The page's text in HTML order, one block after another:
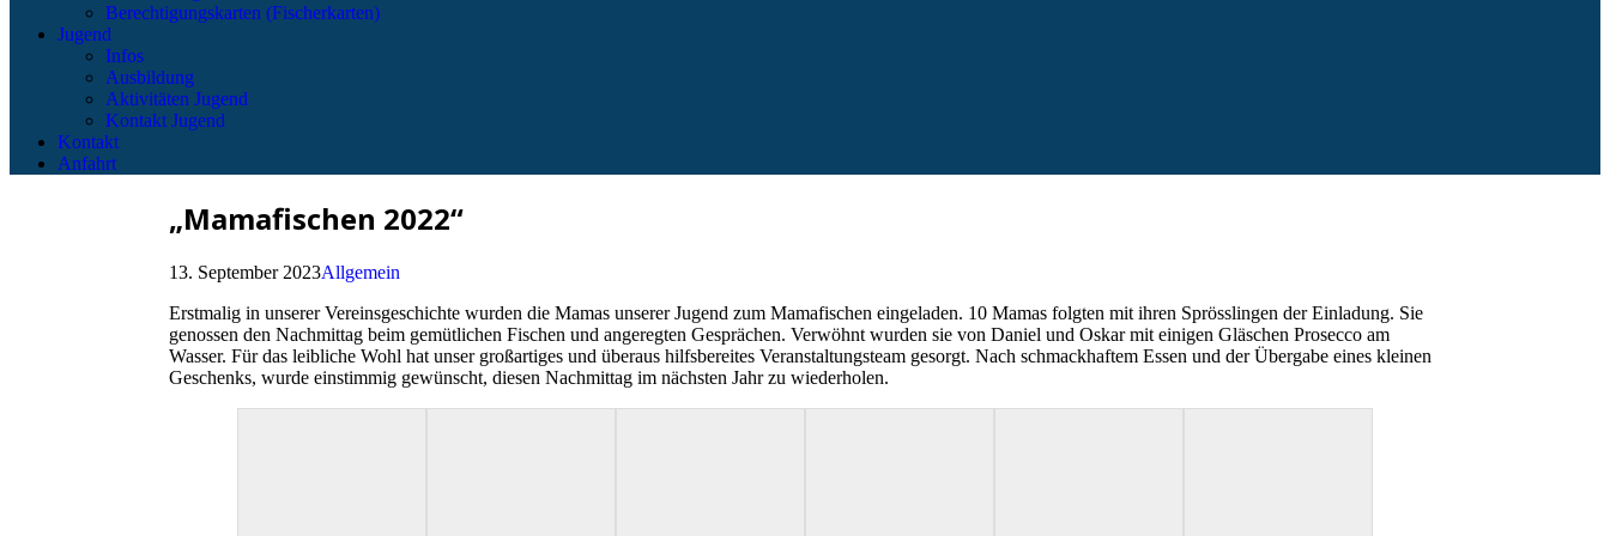
Berechtigungskarten (Fischerkarten)
Jugend
Infos
Ausbildung
Aktivitäten Jugend
Kontakt Jugend
Kontakt
Anfahrt
„Mamafischen 2022“
13. September 2023Allgemein
Erstmalig in unserer Vereinsgeschichte wurden die Mamas unserer Jugend zum Mamafischen eingeladen. 10 Mamas folgten mit ihren Sprösslingen der Einladung. Sie
genossen den Nachmittag beim gemütlichen Fischen und angeregten Gesprächen. Verwöhnt wurden sie von Daniel und Oskar mit einigen Gläschen Prosecco am
Wasser. Für das leibliche Wohl hat unser großartiges und überaus hilfsbereites Veranstaltungsteam gesorgt. Nach schmackhaftem Essen und der Übergabe eines kleinen
Geschenks, wurde einstimmig gewünscht, diesen Nachmittag im nächsten Jahr zu wiederholen.